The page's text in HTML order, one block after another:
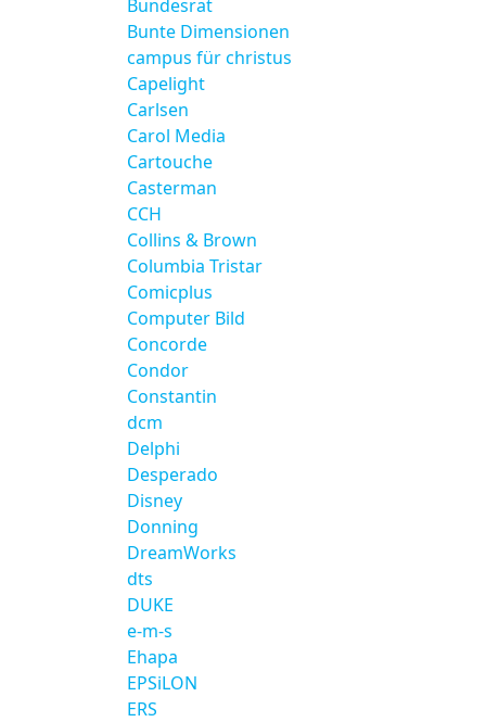
Bundesrat
Bunte Dimensionen
campus für christus
Capelight
Carlsen
Carol Media
Cartouche
Casterman
CCH
Collins & Brown
Columbia Tristar
Comicplus
Computer Bild
Concorde
Condor
Constantin
dcm
Delphi
Desperado
Disney
Donning
DreamWorks
dts
DUKE
e-m-s
Ehapa
EPSiLON
ERS